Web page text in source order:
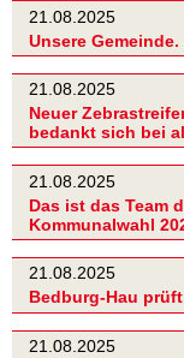
21.08.2025
Unsere
21.08.2025
Neuer
bedankt sich bei
21.08.2025
Das ist das Team
Kommunalwahl
21.08.2025
Bedburg-Hau
21.08.2025